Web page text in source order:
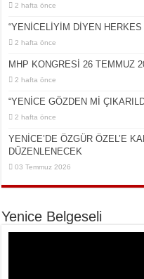
2 hafta önce
“YENİCELİYİM DİYEN
2 hafta önce
MHP KONGRESİ 26 TEMMUZ
2 hafta önce
“YENİCE GÖZDEN Mİ
2 hafta önce
YENİCE’DE ÖZGÜR ÖZEL’E
DÜZENLENECEK
03 Temmuz 2026
Yenice Belgeseli